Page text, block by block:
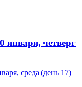
января, четверг